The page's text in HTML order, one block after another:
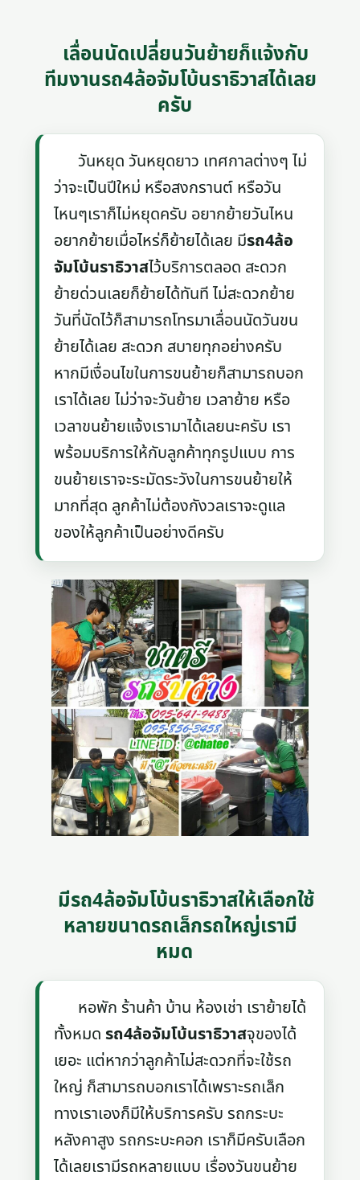
เลื่อนนัดเปลี่ยนวันย้ายก็แจ้งกับ
ทีมงานรถ4ล้อจัมโบ้นราธิวาสได้เลย
ครับ
วันหยุด วันหยุดยาว เทศกาลต่างๆ ไม่
ว่าจะเป็นปีใหม่ หรือสงกรานต์ หรือวัน
ไหนๆเราก็ไม่หยุดครับ อยากย้ายวันไหน
อยากย้ายเมื่อไหร่ก็ย้ายได้เลย มีรถ4ล้อ
จัมโบ้นราธิวาสไว้บริการตลอด สะดวก
ย้ายด่วนเลยก็ย้ายได้ทันที ไม่สะดวกย้าย
วันที่นัดไว้ก็สามารถโทรมาเลื่อนนัดวันขน
ย้ายได้เลย สะดวก สบายทุกอย่างครับ
หากมีเงื่อนไขในการขนย้ายก็สามารถบอก
เราได้เลย ไม่ว่าจะวันย้าย เวลาย้าย หรือ
เวลาขนย้ายแจ้งเรามาได้เลยนะครับ เรา
พร้อมบริการให้กับลูกค้าทุกรูปแบบ การ
ขนย้ายเราจะระมัดระวังในการขนย้ายให้
มากที่สุด ลูกค้าไม่ต้องกังวลเราจะดูแล
ของให้ลูกค้าเป็นอย่างดีครับ
มีรถ4ล้อจัมโบ้นราธิวาสให้เลือกใช้
หลายขนาดรถเล็กรถใหญ่เรามี
หมด
หอพัก ร้านค้า บ้าน ห้องเช่า เราย้ายได้
ทั้งหมดรถ4ล้อจัมโบ้นราธิวาสจุของได้
เยอะ แต่หากว่าลูกค้าไม่สะดวกที่จะใช้รถ
ใหญ่ ก็สามารถบอกเราได้เพราะรถเล็ก
ทางเราเองก็มีให้บริการครับ รถกระบะ
หลังคาสูง รถกระบะคอก เราก็มีครับเลือก
ได้เลยเรามีรถหลายแบบ เรื่องวันขนย้าย